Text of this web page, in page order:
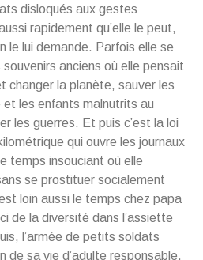
disloqués aux gestes
rapidement qu’elle le peut,
le lui demande. Parfois elle se
anciens où elle pensait
changer la planète, sauver les
les enfants malnutrits au
les guerres. Et puis c’est la loi
qui ouvre les journaux
temps insouciant où elle
se prostituer socialement
loin aussi le temps chez papa
de la diversité dans l’assiette
l’armée de petits soldats
de sa vie d’adulte responsable.